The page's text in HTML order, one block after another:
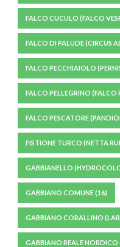
FALCO CUCULO (FALCO
FALCO DI PALUDE (CIRCUS
FALCO PECCHIAIOLO
FALCO PELLEGRINO (FALCO
FALCO PESCATORE
FISTIONE TURCO (NETTA
GABBIANELLO
GABBIANO COMUNE(16)
GABBIANO CORALLINO
GABBIANO REALE NORDICO